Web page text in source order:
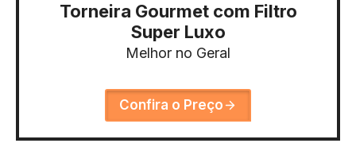
Torneira Gourmet com Filtro
Super Luxo
Melhor no Geral
Confira o Preço